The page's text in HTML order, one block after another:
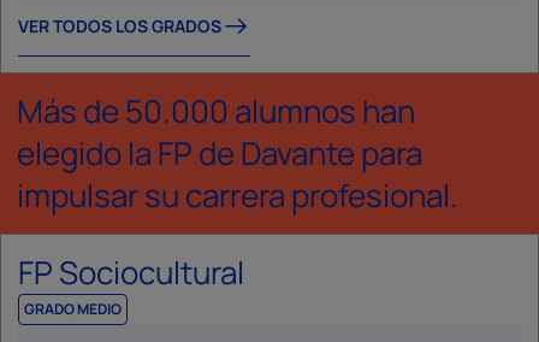
VER TODOS LOS GRADOS
Más de 50.000 alumnos han
elegido la FP de Davante para
impulsar su carrera profesional.
FP Sociocultural
GRADO MEDIO